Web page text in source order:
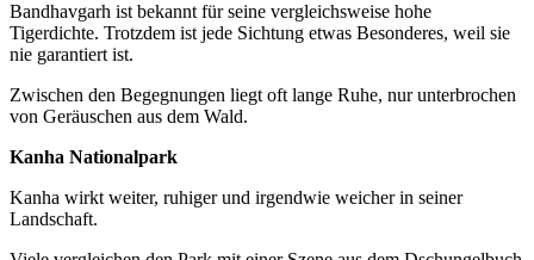
Bandhavgarh ist bekannt für seine vergleichsweise hohe
Tigerdichte. Trotzdem ist jede Sichtung etwas Besonderes, weil sie
nie garantiert ist.
Zwischen den Begegnungen liegt oft lange Ruhe, nur unterbrochen
von Geräuschen aus dem Wald.
Kanha Nationalpark
Kanha wirkt weiter, ruhiger und irgendwie weicher in seiner
Landschaft.